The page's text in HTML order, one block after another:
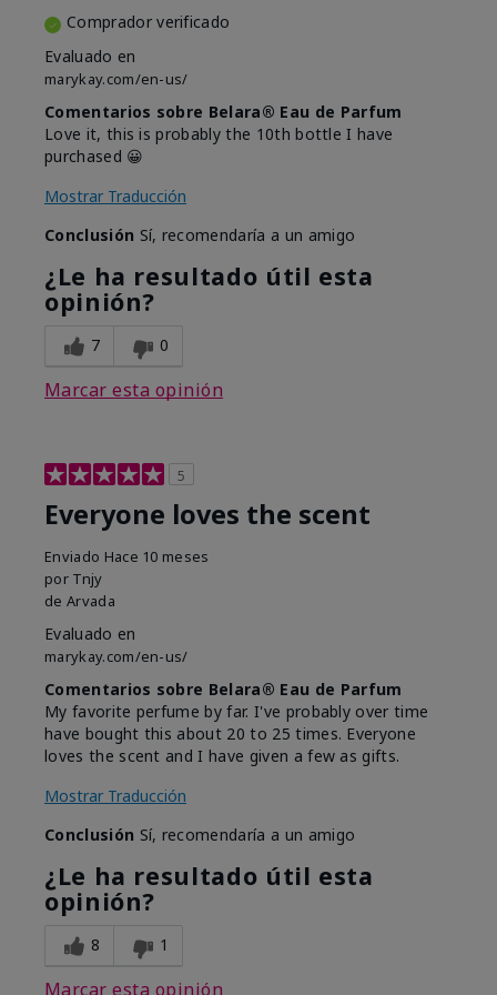
Comprador verificado
Evaluado en
marykay.com/en-us/
Comentarios sobre Belara® Eau de Parfum
Love it, this is probably the 10th bottle I have
purchased 😀
Mostrar Traducción
Conclusión Sí, recomendaría a un amigo
¿Le ha resultado útil esta
opinión?
7 0
Marcar esta opinión
5
Everyone loves the scent
Enviado Hace 10 meses
por Tnjy
de Arvada
Evaluado en
marykay.com/en-us/
Comentarios sobre Belara® Eau de Parfum
My favorite perfume by far. I've probably over time
have bought this about 20 to 25 times. Everyone
loves the scent and I have given a few as gifts.
Mostrar Traducción
Conclusión Sí, recomendaría a un amigo
¿Le ha resultado útil esta
opinión?
8 1
Marcar esta opinión